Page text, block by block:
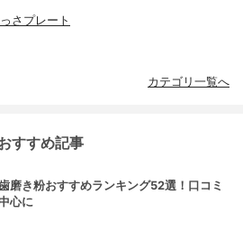
さプレート
カテゴリ一覧へ
すすめ記事
磨き粉おすすめランキング52選！口コミ
心に